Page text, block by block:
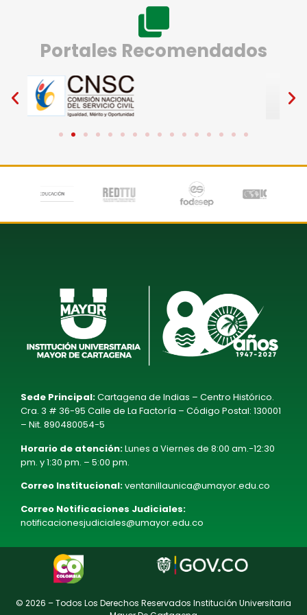
Portales Recomendados
Sede Principal:Cartagena de Indias – Centro Histórico.
Cra. 3 # 36-95 Calle de La Factoría – Código Postal: 130001
– Nit. 890480054-5
Horario de atención:Lunes a Viernes de 8:00 am.-12:30
pm. y 1:30 pm. – 5:00 pm.
Correo Institucional:ventanillaunica@umayor.edu.co
Correo Notificaciones Judiciales:
notificacionesjudiciales@umayor.edu.co
© 2026 – Todos Los Derechos Reservados Institución Universitaria